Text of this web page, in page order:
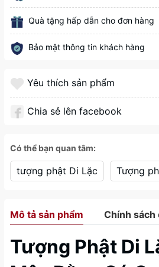
Quà tặng hấp dẫn cho đơn hàng
Bảo mật thông tin khách hàng
Yêu thích sản phẩm
Chia sẻ lên facebook
Có thể bạn quan tâm:
tượng phật Di Lặc Tượng
Mô tả sản phẩm Chính sách
Tượng Phật Di